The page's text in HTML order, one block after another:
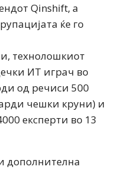
Qinshift, а
ќе го
технолошкиот
ИТ играч во
од речиси 500
чешки круни) и
експерти во 13
дополнителна